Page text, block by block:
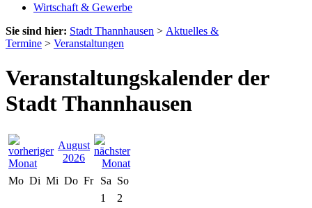
Wirtschaft & Gewerbe
Sie sind hier: Stadt Thannhausen > Aktuelles &
Termine > Veranstaltungen
Veranstaltungskalender der
Stadt Thannhausen
August
2026
Mo Di Mi Do Fr Sa So
1
2